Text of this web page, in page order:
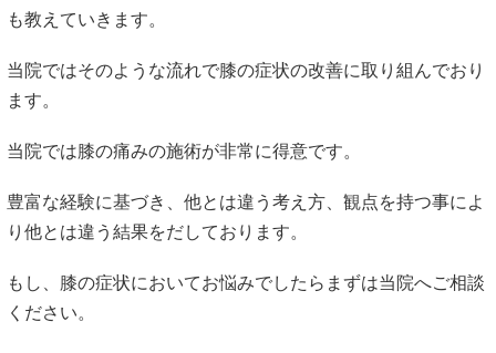
も教えていきます。
当院ではそのような流れで膝の症状の改善に取り組んでおり
ます。
当院では膝の痛みの施術が非常に得意です。
豊富な経験に基づき、他とは違う考え方、観点を持つ事によ
り他とは違う結果をだしております。
もし、膝の症状においてお悩みでしたらまずは当院へご相談
ください。